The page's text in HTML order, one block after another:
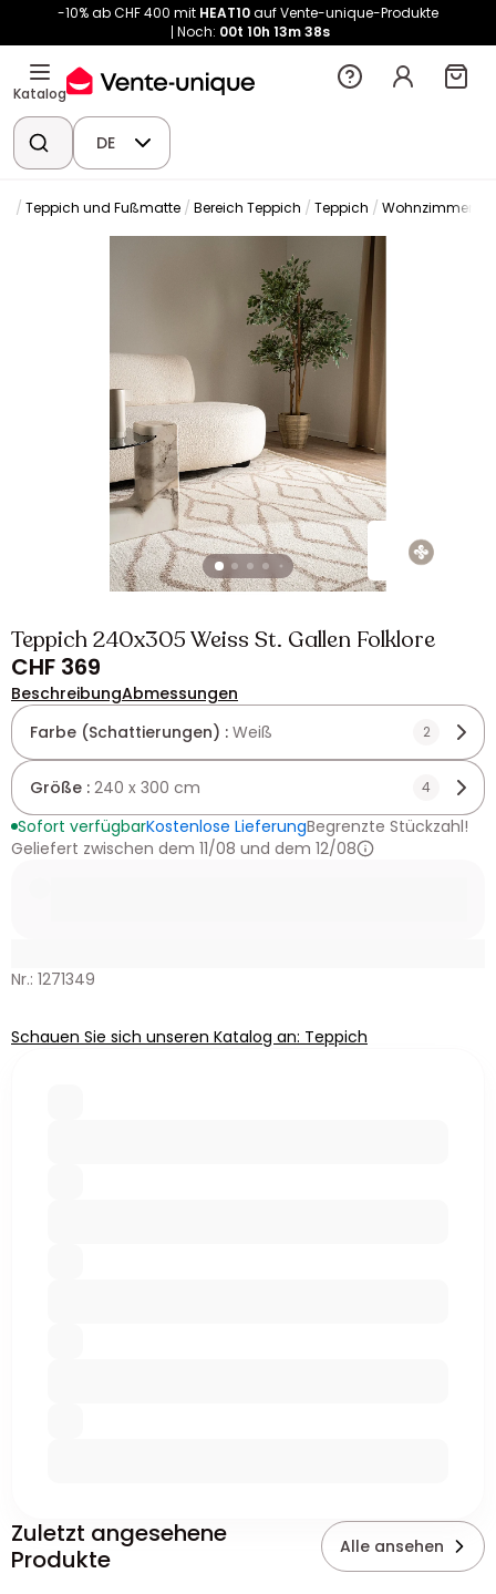
-10% ab CHF 400 mit HEAT10auf Vente-unique-Produkte
Noch: 00t 10h 13m 38s
Katalog
DE
Teppich und Fußmatte Bereich Teppich Teppich
Teppich 240x305 Weiss St. Gallen Folklore
CHF 369
BeschreibungAbmessungen
Farbe (Schattierungen) : Weiß 2
Größe : 240 x 300 cm 4
Sofort verfügbarKostenlose LieferungBegrenzte Stückzahl!
Geliefert zwischen dem 11/08 und dem 12/08
Nr.: 1271349
Schauen Sie sich unseren Katalog an: Teppich
Zuletzt angesehene
Produkte
Alle ansehen